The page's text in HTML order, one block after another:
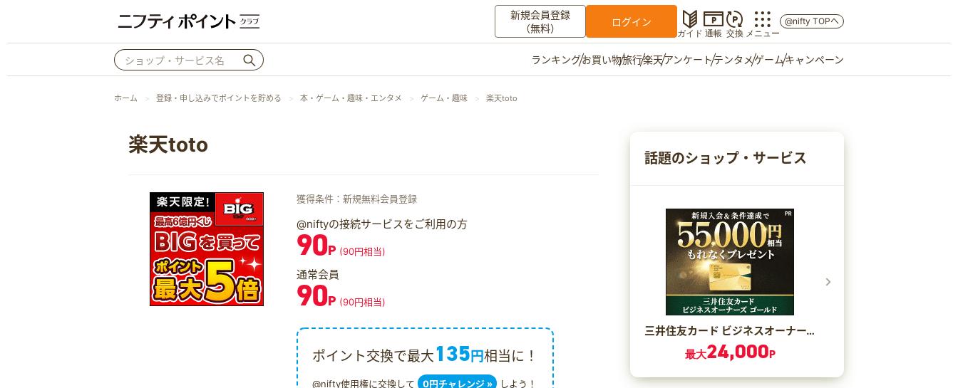
新規会員登録
（無料）
ログイン
ガイド 通帳 交換 メニュー
キャンペーン
@nifty TOPへ
ランキングお買い物旅行楽天アンケートテンタメゲームキャンペーン
ホーム 登録・申し込みでポイントを貯める 本・ゲーム・趣味・エンタメ ゲーム・趣味 楽天toto
楽天toto
獲得条件：新規無料会員登録
@niftyの接続サービスをご利用の方
90P (90円相当)
通常会員
90P (90円相当)
ポイント交換で最大135円相当に！
@nifty使用権に交換して 0円チャレンジ » しよう！
話題のショップ・サービス
三井住友カード ビジネスオーナーズ ゴールド（カード発行）
最大24,000P